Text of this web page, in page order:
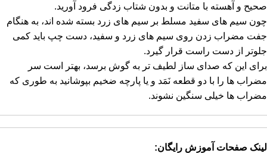
صحیح و آهسته با متانت و بدون شتاب زدگی فرود آورید.
چون سیم های سفید مسلط بر سیم های زرد بسته شده اند، به هنگام
جفت مضراب زدن روی سیم های زرد و سفید، دست چپ باید کمی
جلوتر از دست راست قرار گیرد.
برای این که صدای ساز لطیف تر به گوش برسد، بهتر است سر
مضراب ها را با دو قطعه نَمَد و یا پارچه ضخیم بپوشانید به طوری که
مضراب ها خیلی سنگین نشوند.
لینک صفحات آموزش رایگان: